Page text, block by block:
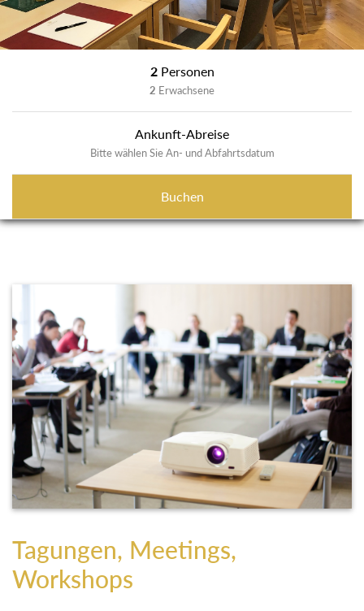
2 Personen
2 Erwachsene
Ankunft-Abreise
Bitte wählen Sie An- und Abfahrtsdatum
Buchen
Tagungen, Meetings,
Workshops